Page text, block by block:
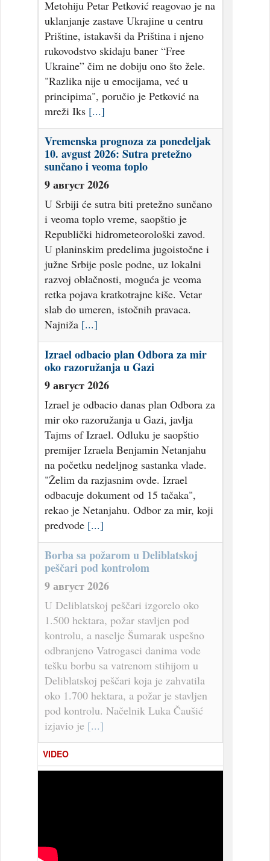
Metohiju Petar Petković reagovao je na
uklanjanje zastave Ukrajine u centru
Prištine, istakavši da Priština i njeno
rukovodstvo skidaju baner “Free
Ukraine” čim ne dobiju ono što žele.
"Razlika nije u emocijama, već u
principima", poručio je Petković na
mreži Iks [...]
Vremenska prognoza za ponedeljak
10. avgust 2026: Sutra pretežno
sunčano i veoma toplo
9 август 2026
U Srbiji će sutra biti pretežno sunčano
i veoma toplo vreme, saopštio je
Republički hidrometeorološki zavod.
U planinskim predelima jugoistočne i
južne Srbije posle podne, uz lokalni
razvoj oblačnosti, moguća je veoma
retka pojava kratkotrajne kiše. Vetar
slab do umeren, istočnih pravaca.
Najniža [...]
Izrael odbacio plan Odbora za mir
oko razoružanja u Gazi
9 август 2026
Izrael je odbacio danas plan Odbora za
mir oko razoružanja u Gazi, javlja
Tajms of Izrael. Odluku je saopštio
premijer Izraela Benjamin Netanjahu
na početku nedeljnog sastanka vlade.
"Želim da razjasnim ovde. Izrael
odbacuje dokument od 15 tačaka",
rekao je Netanjahu. Odbor za mir, koji
predvode [...]
Borba sa požarom u Deliblatskoj
peščari pod kontrolom
9 август 2026
U Deliblatskoj peščari izgorelo oko
1.500 hektara, požar stavljen pod
kontrolu, a naselje Šumarak uspešno
odbranjeno Vatrogasci danima vode
tešku borbu sa vatrenom stihijom u
Deliblatskoj peščari koja je zahvatila
oko 1.700 hektara, a požar je stavljen
pod kontrolu. Načelnik Luka Čaušić
izjavio je [...]
VIDEO